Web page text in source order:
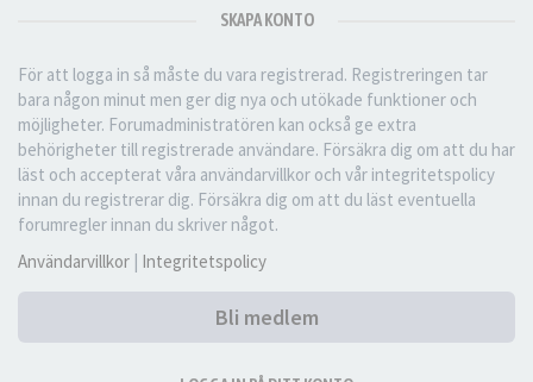
SKAPA KONTO
För att logga in så måste du vara registrerad. Registreringen tar
bara någon minut men ger dig nya och utökade funktioner och
möjligheter. Forumadministratören kan också ge extra
behörigheter till registrerade användare. Försäkra dig om att du har
läst och accepterat våra användarvillkor och vår integritetspolicy
innan du registrerar dig. Försäkra dig om att du läst eventuella
forumregler innan du skriver något.
Användarvillkor | Integritetspolicy
Bli medlem